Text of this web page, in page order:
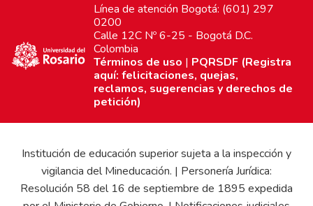
Línea de atención Bogotá: (601) 297
0200
Calle 12C Nº 6-25 - Bogotá D.C.
Colombia
Términos de uso | PQRSDF (Registra
aquí: felicitaciones, quejas,
reclamos, sugerencias y derechos de
petición)
Institución de educación superior sujeta a la inspección y
vigilancia del Mineducación. | Personería Jurídica:
Resolución 58 del 16 de septiembre de 1895 expedida